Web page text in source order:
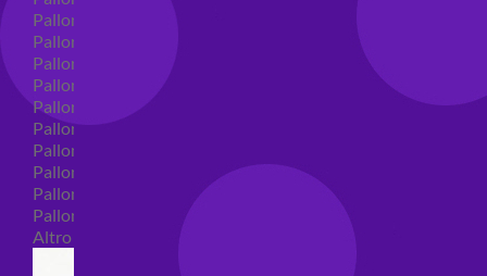
Palloncini in lattice monocolore
Palloncini in lattice monocolore dimensione 5"
Palloncini in lattice monocolore dimensione 10"
Palloncini in lattice monocolore dimensione 12"
Palloncini in lattice monocolore dimensione 16"
Palloncini in lattice decorati
Palloncini in lattice decorati dimensione 5"
Palloncini in lattice decorati dimensione 10"
Palloncini in lattice decorati dimensione 12"
Palloncini in lattice decorati dimensione 16"
Altro